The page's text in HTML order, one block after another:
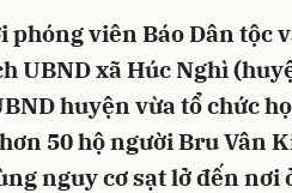
phóng viên Báo Dân tộc
UBND xã Húc Nghì
huyện vừa tổ chức
50 hộ người Bru Vân
nguy cơ sạt lở đến nơi